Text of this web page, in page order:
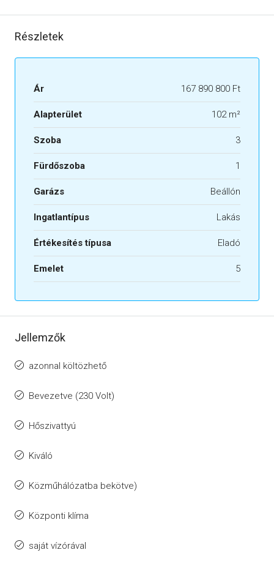
Részletek
Ár 167 890 800 Ft
Alapterület 102 m²
Szoba 3
Fürdőszoba 1
Garázs Beállón
Ingatlantípus Lakás
Értékesítés típusa Eladó
Emelet 5
Jellemzők
azonnal költözhető
Bevezetve (230 Volt)
Hőszivattyú
Kiváló
Közműhálózatba bekötve)
Központi klíma
saját vízórával